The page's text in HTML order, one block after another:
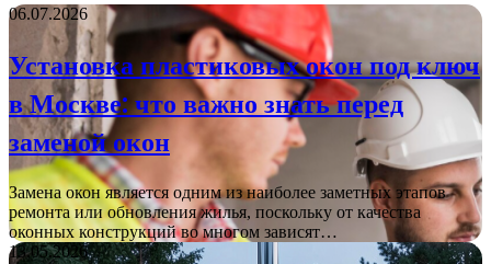
06.07.2026
Установка пластиковых окон под ключ
в Москве: что важно знать перед
заменой окон
Замена окон является одним из наиболее заметных этапов
ремонта или обновления жилья, поскольку от качества
оконных конструкций во многом зависят…
13.05.2026